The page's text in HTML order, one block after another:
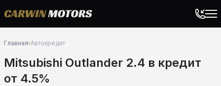
Главная›Автокредит
Mitsubishi Outlander 2.4 в кредит
от 4.5%